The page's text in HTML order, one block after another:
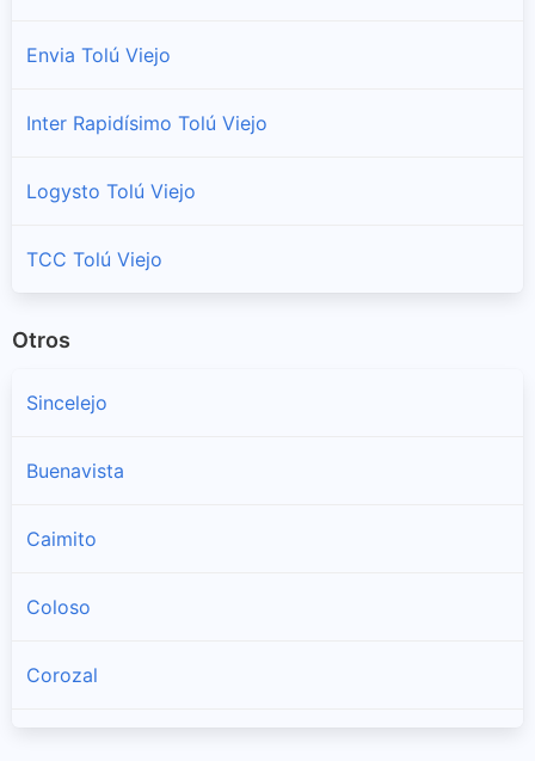
Envia Tolú Viejo
Inter Rapidísimo Tolú Viejo
Logysto Tolú Viejo
TCC Tolú Viejo
Otros
Sincelejo
Buenavista
Caimito
Coloso
Corozal